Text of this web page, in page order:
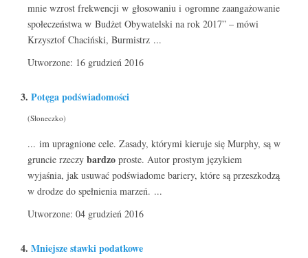
mnie wzrost frekwencji w głosowaniu i ogromne zaangażowanie
społeczeństwa w Budżet Obywatelski na rok 2017” – mówi
Krzysztof Chaciński, Burmistrz ...
Utworzone: 16 grudzień 2016
3. Potęga podświadomości
(Słoneczko)
... im upragnione cele. Zasady, którymi kieruje się Murphy, są w
gruncie rzeczy bardzo proste. Autor prostym językiem
wyjaśnia, jak usuwać podświadome bariery, które są przeszkodzą
w drodze do spełnienia marzeń. ...
Utworzone: 04 grudzień 2016
4. Mniejsze stawki podatkowe